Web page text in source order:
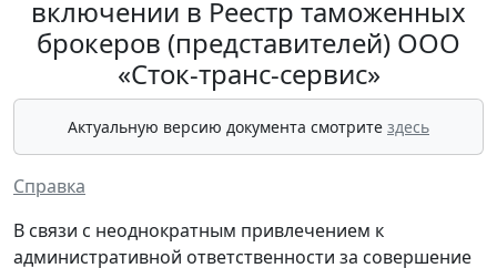
включении в Реестр таможенных
брокеров (представителей) ООО
«Сток-транс-сервис»
Актуальную версию документа смотрите здесь
Справка
В связи с неоднократным привлечением к
административной ответственности за совершение